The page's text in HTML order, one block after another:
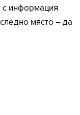
с информация
място – да